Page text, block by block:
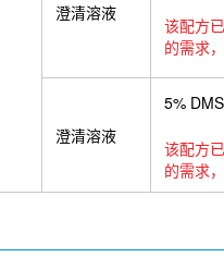
澄清溶液
该配方
的需求
澄清溶液
5%
该配方
的需求